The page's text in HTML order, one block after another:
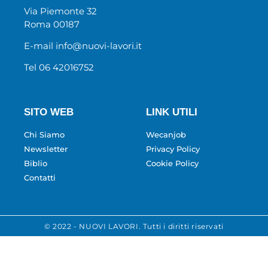
Via Piemonte 32
Roma 00187
E-mail info@nuovi-lavori.it
Tel 06 42016752
SITO WEB
Chi Siamo
Newsletter
Biblio
Contatti
LINK UTILI
Wecanjob
Privacy Policy
Cookie Policy
© 2022 - NUOVI LAVORI. Tutti i diritti riservati